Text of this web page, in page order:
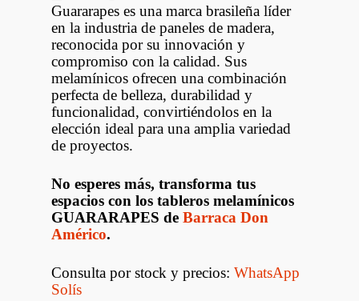
Guararapes es una marca brasileña líder
en la industria de paneles de madera,
reconocida por su innovación y
compromiso con la calidad. Sus
melamínicos ofrecen una combinación
perfecta de belleza, durabilidad y
funcionalidad, convirtiéndolos en la
elección ideal para una amplia variedad
de proyectos.
No esperes más, transforma tus
espacios con los tableros melamínicos
GUARARAPES de Barraca Don
Américo.
Consulta por stock y precios: WhatsApp
Solís